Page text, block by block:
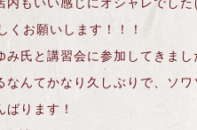
お願いします！！！
氏と講習会に参加してきまし
なんてかなり久しぶりで、ソ
ります！